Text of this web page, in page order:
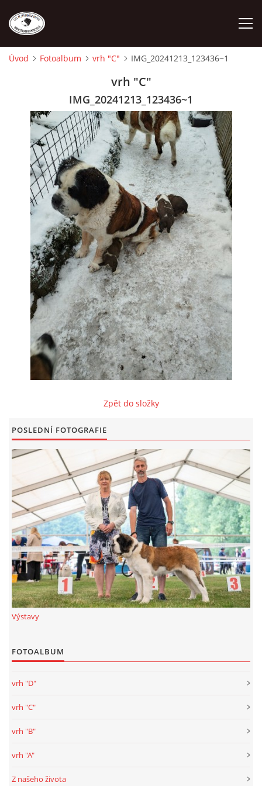
STANDARD
ŠTĚŇATA
VÝSTAVNÍ ÚSPĚCHY NAŠÍ CHS
FOTOALBUM
ODKAZY
KONTAKT
Úvod Fotoalbum vrh "C" IMG_20241213_123436~1
vrh "C"
IMG_20241213_123436~1
Zpět do složky
POSLEDNÍ FOTOGRAFIE
Výstavy
FOTOALBUM
vrh "D"
vrh "C"
vrh "B"
vrh "A"
Z našeho života